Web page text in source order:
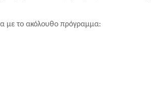
με το ακόλουθο πρόγραμμα: